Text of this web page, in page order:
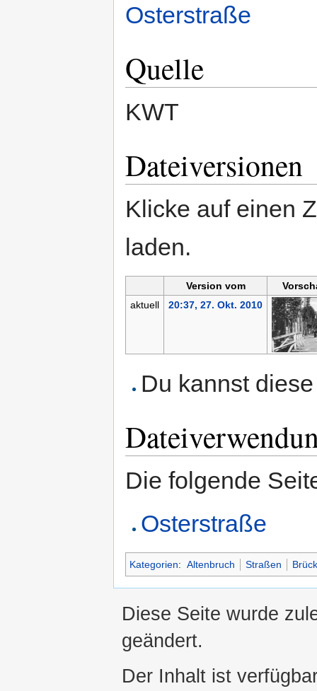
Osterstraße
Quelle
KWT
Dateiversionen
Klicke auf einen
laden.
Version vom
aktuell
20:37, 27. Okt. 2010
Du kannst
Die folgende
Osterstraße
Kategorien: Altenbruch Straßen
Diese Seite wurde
geändert.
Der Inhalt ist